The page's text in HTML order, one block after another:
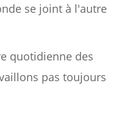
se joint à l'autre
quotidienne des
pas toujours